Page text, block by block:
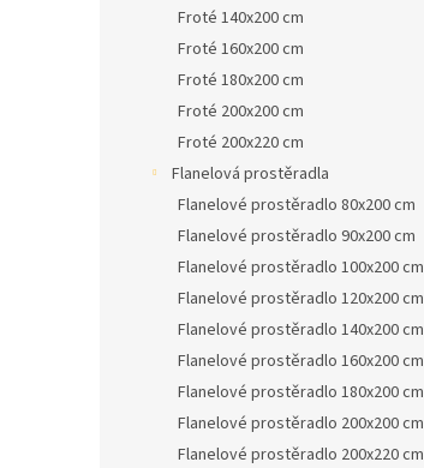
Froté 140x200 cm
Froté 160x200 cm
Froté 180x200 cm
Froté 200x200 cm
Froté 200x220 cm
Flanelová prostěradla
Flanelové prostěradlo 80x200 cm
Flanelové prostěradlo 90x200 cm
Flanelové prostěradlo 100x200 cm
Flanelové prostěradlo 120x200 cm
Flanelové prostěradlo 140x200 cm
Flanelové prostěradlo 160x200 cm
Flanelové prostěradlo 180x200 cm
Flanelové prostěradlo 200x200 cm
Flanelové prostěradlo 200x220 cm